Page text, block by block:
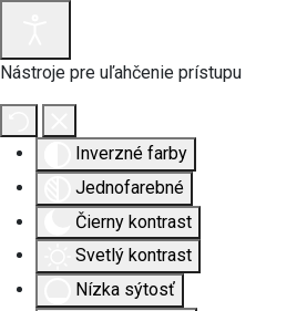
Nástroje pre uľahčenie prístupu
Inverzné farby
Jednofarebné
Čierny kontrast
Svetlý kontrast
Nízka sýtosť